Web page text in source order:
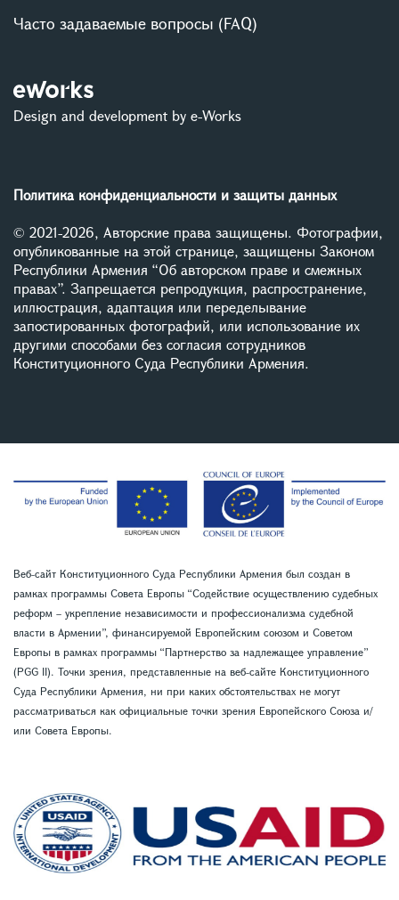
Часто задаваемые вопросы (FAQ)
Design and development by e-Works
Политика конфиденциальности и защиты данных
© 2021-2026, Авторские права защищены. Фотографии,
опубликованные на этой странице, защищены Законом
Республики Армения “Об авторском праве и смежных
правах”. Запрещается репродукция, распространение,
иллюстрация, адаптация или переделывание
запостированных фотографий, или использование их
другими способами без согласия сотрудников
Конституционного Суда Республики Армения.
Веб-сайт Конституционного Суда Республики Армения был создан в
рамках программы Совета Европы “Содействие осуществлению судебных
реформ – укрепление независимости и профессионализма судебной
власти в Армении”, финансируемой Европейским союзом и Советом
Европы в рамках программы “Партнерство за надлежащее управление”
(PGG II). Точки зрения, представленные на веб-сайте Конституционного
Суда Республики Армения, ни при каких обстоятельствах не могут
рассматриваться как официальные точки зрения Европейского Союза и/
или Совета Европы.